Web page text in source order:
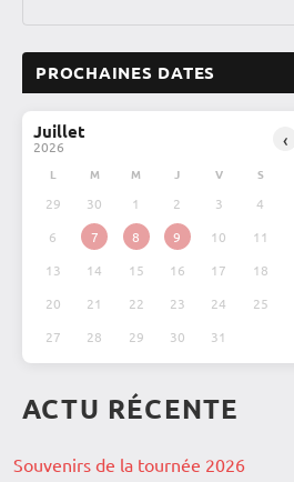
Recrutement
Vie de
la
troupe
PROCHAINES DATES
Juillet
2026 ‹
L M M J V S
29 30 1 2 3 4
6
7 8 9 10 11
13
14 15 16 17 18
20
21 22 23 24 25
27
28 29 30 31
ACTU RÉCENTE
Souvenirs de la tournée 2026